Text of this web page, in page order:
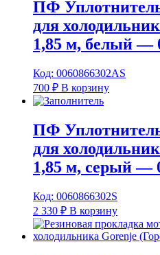
ПФ
для
1,85 м, белый —
Код: 0060866302AS
700 ₽ В корзину
ПФ
для
1,85 м, серый —
Код: 0060866302S
2 330 ₽ В корзину